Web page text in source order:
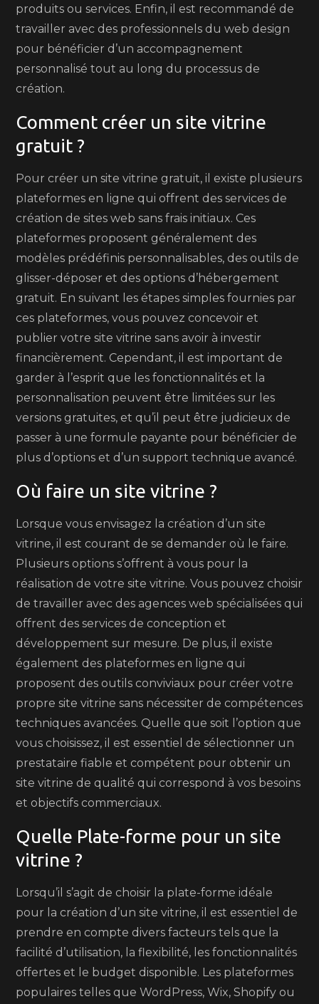
produits ou services. Enfin, il est recommandé de
travailler avec des professionnels du web design
pour bénéficier d’un accompagnement
personnalisé tout au long du processus de
création.
Comment créer un site vitrine
gratuit ?
Pour créer un site vitrine gratuit, il existe plusieurs
plateformes en ligne qui offrent des services de
création de sites web sans frais initiaux. Ces
plateformes proposent généralement des
modèles prédéfinis personnalisables, des outils de
glisser-déposer et des options d’hébergement
gratuit. En suivant les étapes simples fournies par
ces plateformes, vous pouvez concevoir et
publier votre site vitrine sans avoir à investir
financièrement. Cependant, il est important de
garder à l’esprit que les fonctionnalités et la
personnalisation peuvent être limitées sur les
versions gratuites, et qu’il peut être judicieux de
passer à une formule payante pour bénéficier de
plus d’options et d’un support technique avancé.
Où faire un site vitrine ?
Lorsque vous envisagez la création d’un site
vitrine, il est courant de se demander où le faire.
Plusieurs options s’offrent à vous pour la
réalisation de votre site vitrine. Vous pouvez choisir
de travailler avec des agences web spécialisées qui
offrent des services de conception et
développement sur mesure. De plus, il existe
également des plateformes en ligne qui
proposent des outils conviviaux pour créer votre
propre site vitrine sans nécessiter de compétences
techniques avancées. Quelle que soit l’option que
vous choisissez, il est essentiel de sélectionner un
prestataire fiable et compétent pour obtenir un
site vitrine de qualité qui correspond à vos besoins
et objectifs commerciaux.
Quelle Plate-forme pour un site
vitrine ?
Lorsqu’il s’agit de choisir la plate-forme idéale
pour la création d’un site vitrine, il est essentiel de
prendre en compte divers facteurs tels que la
facilité d’utilisation, la flexibilité, les fonctionnalités
offertes et le budget disponible. Les plateformes
populaires telles que WordPress, Wix, Shopify ou